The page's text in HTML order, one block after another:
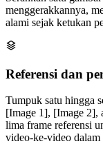
menggerakkannya,
alami sejak ketukan
Referensi dan
Tumpuk satu hingga
[Image 1], [Image 2],
lima frame referensi
video-ke-video dalam